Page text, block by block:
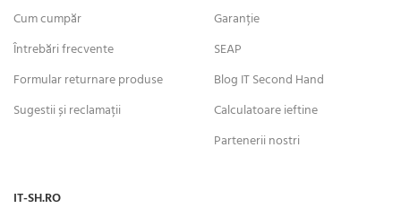
Cum cumpăr
Întrebări frecvente
Formular returnare produse
Sugestii și reclamații
Garanție
SEAP
Blog IT Second Hand
Calculatoare ieftine
Partenerii nostri
IT-SH.RO